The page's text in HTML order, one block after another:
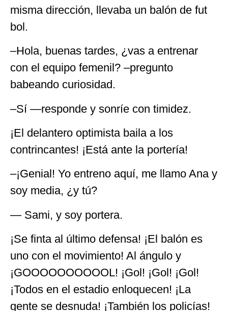
misma dirección, llevaba un balón de fut
bol.
–Hola, buenas tardes, ¿vas a entrenar
con el equipo femenil? –pregunto
babeando curiosidad.
–Sí —responde y sonríe con timidez.
¡El delantero optimista baila a los
contrincantes! ¡Está ante la portería!
–¡Genial! Yo entreno aquí, me llamo Ana y
soy media, ¿y tú?
— Sami, y soy portera.
¡Se finta al último defensa! ¡El balón es
uno con el movimiento! Al ángulo y
¡GOOOOOOOOOOL! ¡Gol! ¡Gol! ¡Gol!
¡Todos en el estadio enloquecen! ¡La
gente se desnuda! ¡También los policías!